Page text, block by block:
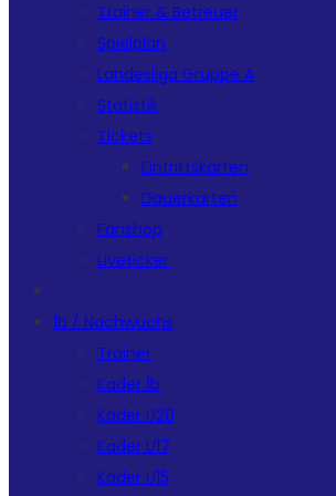
Trainer & Betreuer
Spielplan
Landesliga Gruppe A
Statistik
Tickets
Eintrittskarten
Dauerkarten
Fanshop
Liveticker
1b / Nachwuchs
Trainer
Kader 1b
Kader U20
Kader U17
Kader U15